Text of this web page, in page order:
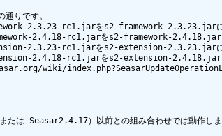
りです。
2.3.23-rc1.jarをs2-framework-2.3.23.jarに置
2.4.18-rc1.jarをs2-framework-2.4.18.jarに
2.3.23-rc1.jarをs2-extension-2.3.23.jarに置
2.4.18-rc1.jarをs2-extension-2.4.18.jarに
wiki/
は Seasar2.4.17）以前との組み合わせでは動作